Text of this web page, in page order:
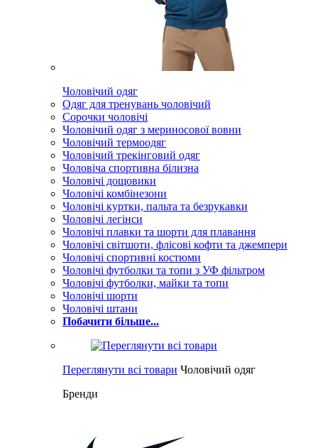
Чоловічий одяг
Одяг для тренувань чоловічий
Сорочки чоловічі
Чоловічий одяг з мериносової вовни
Чоловічий термоодяг
Чоловічий трекінговий одяг
Чоловіча спортивна білизна
Чоловічі дощовики
Чоловічі комбінезони
Чоловічі куртки, пальта та безрукавки
Чоловічі легінси
Чоловічі плавки та шорти для плавання
Чоловічі світшоти, флісові кофти та джемпери
Чоловічі спортивні костюми
Чоловічі футболки та топи з УФ фільтром
Чоловічі футболки, майки та топи
Чоловічі шорти
Чоловічі штани
Побачити більше...
Переглянути всі товари Чоловічий одяг
Бренди